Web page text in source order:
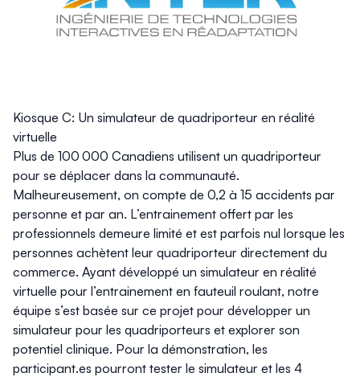
Kiosque C: Un simulateur de quadriporteur en réalité
virtuelle
Plus de 100 000 Canadiens utilisent un quadriporteur
pour se déplacer dans la communauté.
Malheureusement, on compte de 0,2 à 15 accidents par
personne et par an. L’entrainement offert par les
professionnels demeure limité et est parfois nul lorsque les
personnes achètent leur quadriporteur directement du
commerce. Ayant développé un simulateur en réalité
virtuelle pour l’entrainement en fauteuil roulant, notre
équipe s’est basée sur ce projet pour développer un
simulateur pour les quadriporteurs et explorer son
potentiel clinique. Pour la démonstration, les
participant.es pourront tester le simulateur et les 4